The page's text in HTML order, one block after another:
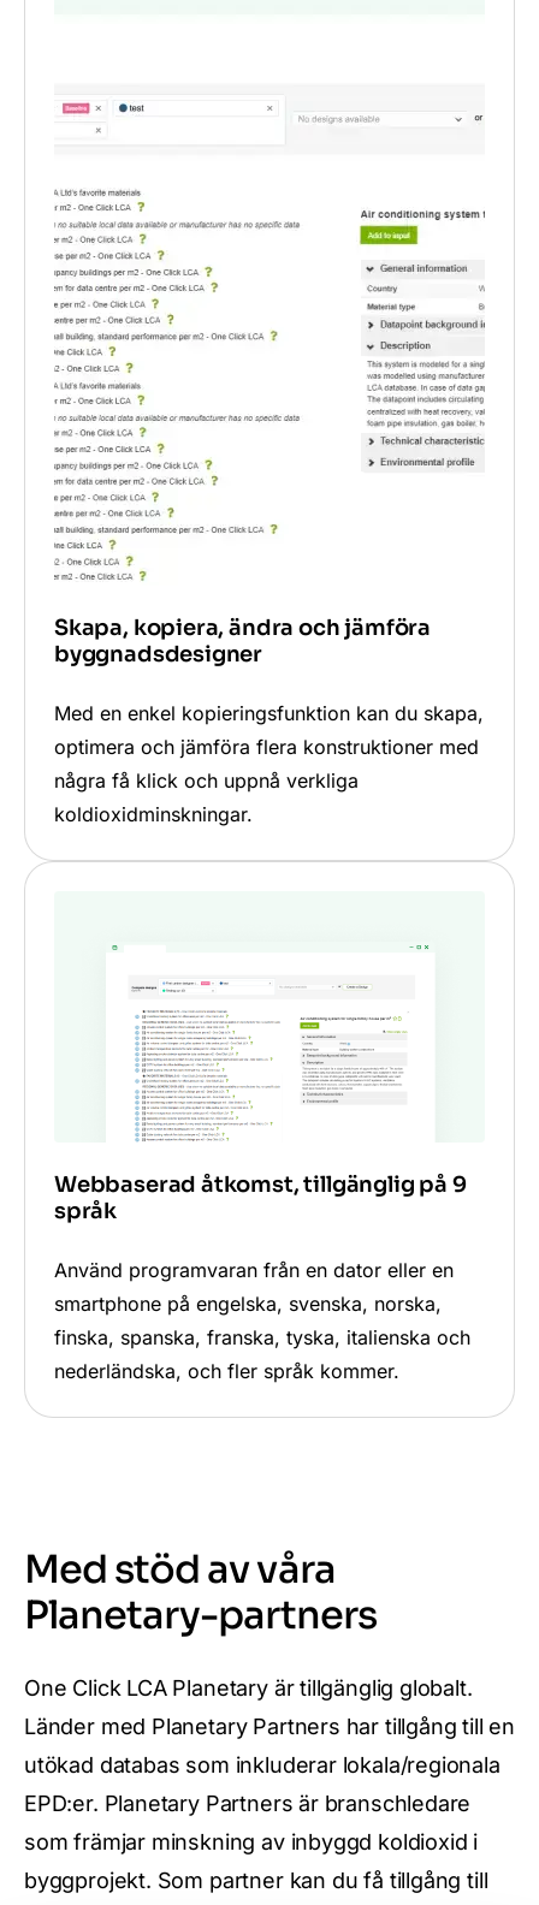
Skapa, kopiera, ändra och jämföra
byggnadsdesigner
Med en enkel kopieringsfunktion kan du skapa,
optimera och jämföra flera konstruktioner med
några få klick och uppnå verkliga
koldioxidminskningar.
Webbaserad åtkomst, tillgänglig på 9
språk
Använd programvaran från en dator eller en
smartphone på engelska, svenska, norska,
finska, spanska, franska, tyska, italienska och
nederländska, och fler språk kommer.
Med stöd av våra
Planetary-partners
One Click LCA Planetary är tillgänglig globalt.
Länder med Planetary Partners har tillgång till en
utökad databas som inkluderar lokala/regionala
EPD:er. Planetary Partners är branschledare
som främjar minskning av inbyggd koldioxid i
byggprojekt. Som partner kan du få tillgång till